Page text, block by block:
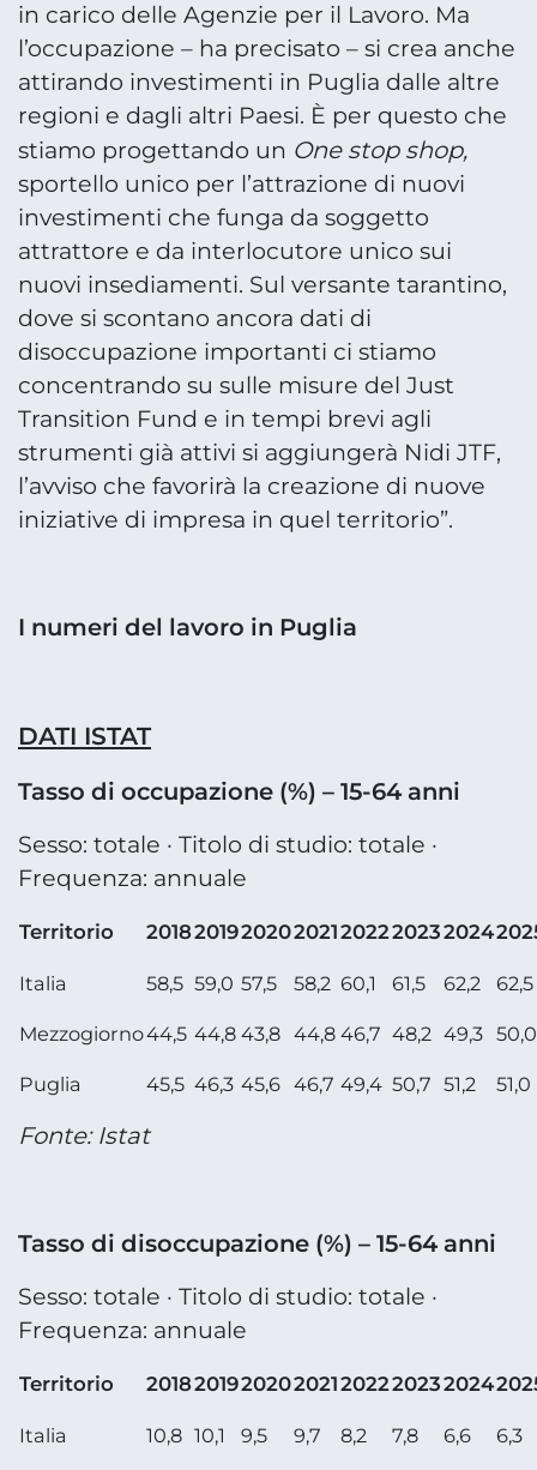
in carico delle Agenzie per il Lavoro. Ma
l’occupazione – ha precisato – si crea anche
attirando investimenti in Puglia dalle altre
regioni e dagli altri Paesi. È per questo che
stiamo progettando un One stop shop,
sportello unico per l’attrazione di nuovi
investimenti che funga da soggetto
attrattore e da interlocutore unico sui
nuovi insediamenti. Sul versante tarantino,
dove si scontano ancora dati di
disoccupazione importanti ci stiamo
concentrando su sulle misure del Just
Transition Fund e in tempi brevi agli
strumenti già attivi si aggiungerà Nidi JTF,
l’avviso che favorirà la creazione di nuove
iniziative di impresa in quel territorio”.
I numeri del lavoro in Puglia
DATI ISTAT
Tasso di occupazione (%) – 15-64 anni
Sesso: totale · Titolo di studio: totale ·
Frequenza: annuale
Territorio 2018201920202021202220232024
Italia 58,5 59,0 57,5 58,2 60,1 61,5 62,2 62,5
Mezzogiorno44,5 44,8 43,8 44,8 46,7 48,2 49,3 50,0
Puglia 45,5 46,3 45,6 46,7 49,4 50,7 51,2 51,0
Fonte: Istat
Tasso di disoccupazione (%) – 15-64 anni
Sesso: totale · Titolo di studio: totale ·
Frequenza: annuale
Territorio 2018201920202021202220232024
Italia 10,8 10,1 9,5 9,7 8,2 7,8 6,6 6,3